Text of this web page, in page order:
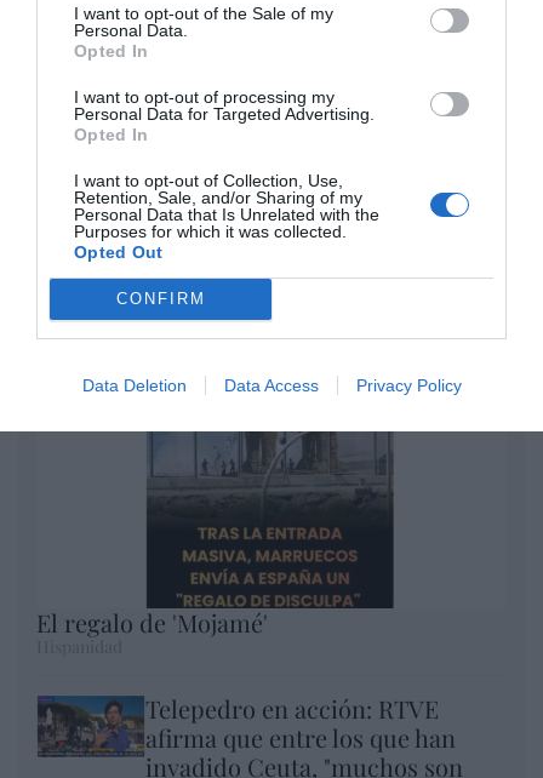
I want to opt-out of the Sale of my
Personal Data.
Opted In
I want to opt-out of processing my
Personal Data for Targeted Advertising.
Opted In
I want to opt-out of Collection, Use,
Retention, Sale, and/or Sharing of my
Personal Data that Is Unrelated with the
Purposes for which it was collected.
Opted Out
CONFIRM
Data Deletion Data Access Privacy Policy
Eulogio López
convertir al musulmán
Eulogio López
No perdamos el norte: la
emigración es mala
Eulogio López
Argumentos
El regalo de 'Mojamé'
Telepedro en acción: RTVE
afirma que entre los que han
invadido Ceuta, "muchos son